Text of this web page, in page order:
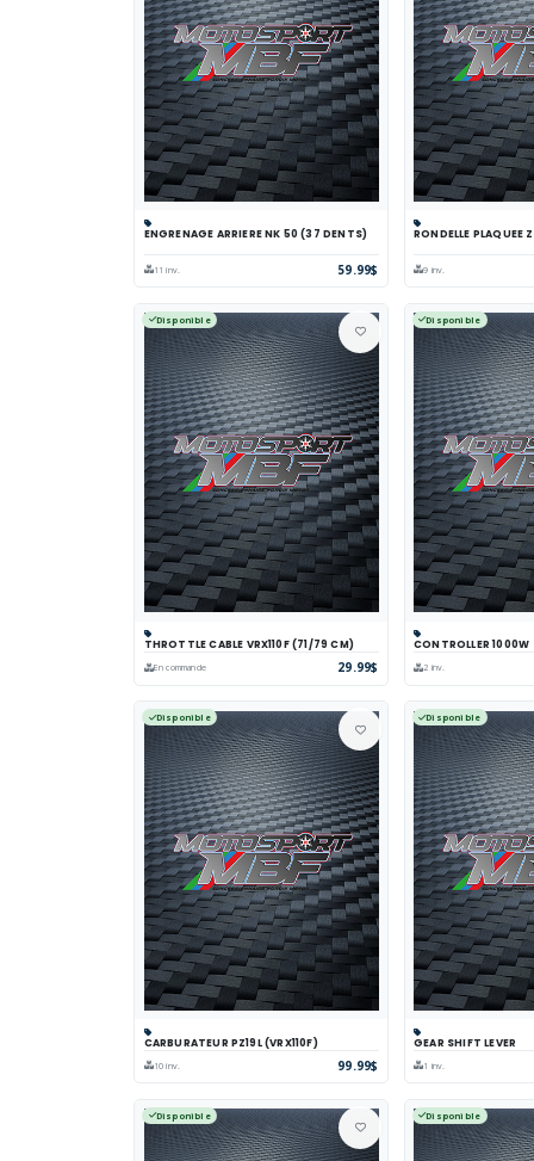
Panier Comparer Voir
ENGRENAGE ARRIERE NK 50 (37 DENTS)
11 inv. 59.99$
Panier
RONDELLE PLAQUEE
9 inv.
Disponible
Panier Comparer Voir
THROTTLE CABLE VRX110F (71/79 CM)
En commande 29.99$
Disponible
Panier
CONTROLLER 1000W
2 inv.
Disponible
Panier Comparer
CARBURATEUR PZ19L (VRX110F)
10 inv. 99.99$
Disponible
Panier
GEAR SHIFT LEVER
1 inv.
Disponible Disponible